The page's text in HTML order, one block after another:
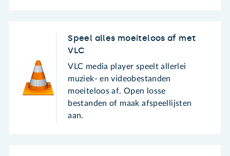
Speel alles moeiteloos af met
VLC
VLC media player speelt allerlei
muziek- en videobestanden
moeiteloos af. Open losse
bestanden of maak afspeellijsten
aan.